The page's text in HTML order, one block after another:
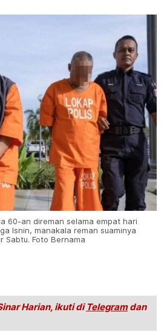
60-an direman selama empat hari
Isnin, manakala reman suaminya
Sabtu. Foto Bernama
Harian, ikuti di Telegramdan